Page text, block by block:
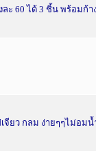
60 ได้ 3 ชิ้น พร้อมก้าง
จียว กลม ง่ายๆๆไม่อ